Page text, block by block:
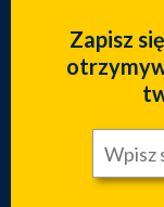
Zapisz